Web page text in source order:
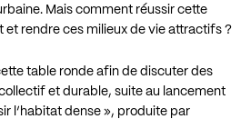
Mais comment réussir cette
et rendre ces milieux de vie attractifs ?
table ronde afin de discuter des
et durable, suite au lancement
l’habitat dense », produite par